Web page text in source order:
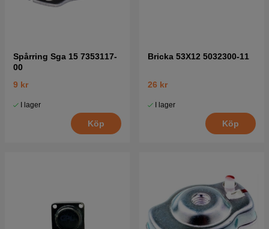
Spårring Sga 15 7353117-
00
9 kr
I lager
Köp
Bricka 53X12 5032300-11
26 kr
I lager
Köp